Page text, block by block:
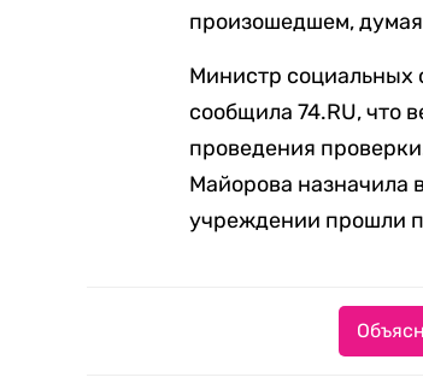
произошедшем,
Министр социальных
сообщила 74.RU, что
проведения
Майорова назначила
учреждении прошли